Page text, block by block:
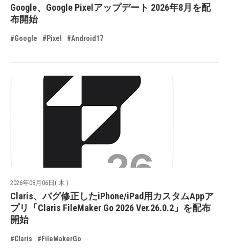
Google、Google Pixelアップデート 2026年8月を配
布開始
#Google #Pixel #Android17
2026年08月06日( 木 )
Claris、バグ修正したiPhone/iPad用カスタムAppア
プリ「Claris FileMaker Go 2026 Ver.26.0.2」を配布
開始
#Claris #FileMakerGo